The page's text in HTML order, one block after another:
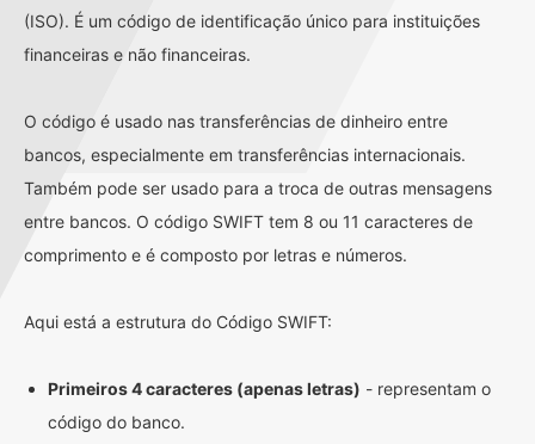
(ISO). É um código de identificação único para instituições
financeiras e não financeiras.
O código é usado nas transferências de dinheiro entre
bancos, especialmente em transferências internacionais.
Também pode ser usado para a troca de outras mensagens
entre bancos. O código SWIFT tem 8 ou 11 caracteres de
comprimento e é composto por letras e números.
Aqui está a estrutura do Código SWIFT:
Primeiros 4 caracteres (apenas letras) - representam o
código do banco.